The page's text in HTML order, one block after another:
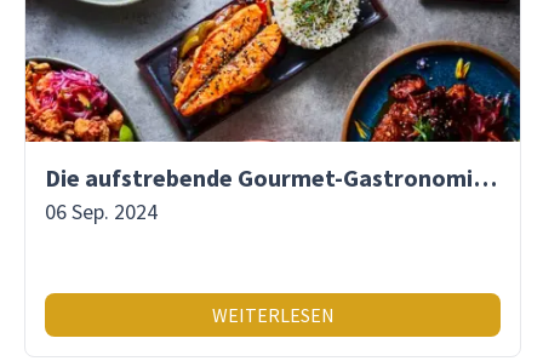
Die aufstrebende Gourmet-Gastronomie Lateinamerikas
06 Sep. 2024
WEITERLESEN